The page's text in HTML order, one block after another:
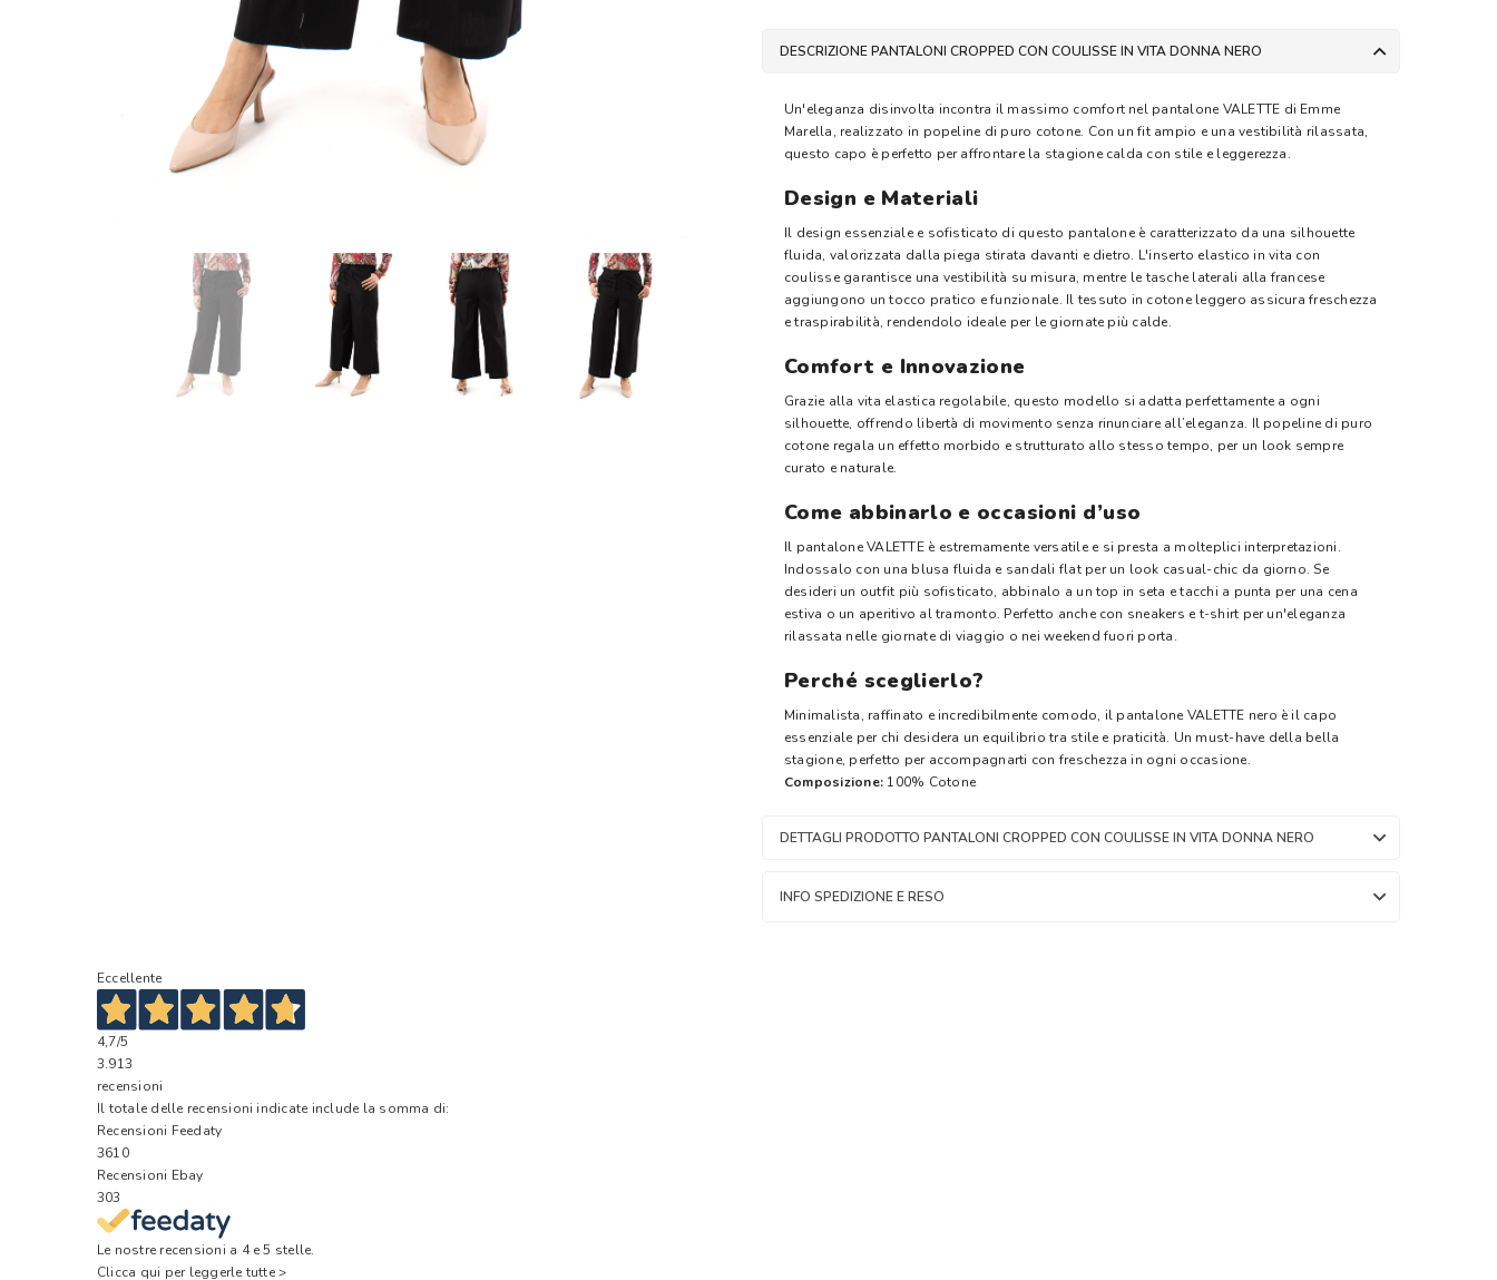
DESCRIZIONE PANTALONI CROPPED CON COULISSE IN VITA DONNA NERO
Un'eleganza disinvolta incontra il massimo comfort nel pantalone VALETTE di Emme
Marella, realizzato in popeline di puro cotone. Con un fit ampio e una vestibilità rilassata,
questo capo è perfetto per affrontare la stagione calda con stile e leggerezza.
Design e Materiali
Il design essenziale e sofisticato di questo pantalone è caratterizzato da una silhouette
fluida, valorizzata dalla piega stirata davanti e dietro. L'inserto elastico in vita con
coulisse garantisce una vestibilità su misura, mentre le tasche laterali alla francese
aggiungono un tocco pratico e funzionale. Il tessuto in cotone leggero assicura freschezza
e traspirabilità, rendendolo ideale per le giornate più calde.
Comfort e Innovazione
Grazie alla vita elastica regolabile, questo modello si adatta perfettamente a ogni
silhouette, offrendo libertà di movimento senza rinunciare all’eleganza. Il popeline di puro
cotone regala un effetto morbido e strutturato allo stesso tempo, per un look sempre
curato e naturale.
Come abbinarlo e occasioni d’uso
Il pantalone VALETTE è estremamente versatile e si presta a molteplici interpretazioni.
Indossalo con una blusa fluida e sandali flat per un look casual-chic da giorno. Se
desideri un outfit più sofisticato, abbinalo a un top in seta e tacchi a punta per una cena
estiva o un aperitivo al tramonto. Perfetto anche con sneakers e t-shirt per un'eleganza
rilassata nelle giornate di viaggio o nei weekend fuori porta.
Perché sceglierlo?
Minimalista, raffinato e incredibilmente comodo, il pantalone VALETTE nero è il capo
essenziale per chi desidera un equilibrio tra stile e praticità. Un must-have della bella
stagione, perfetto per accompagnarti con freschezza in ogni occasione.
Composizione: 100% Cotone
DETTAGLI PRODOTTO PANTALONI CROPPED CON COULISSE IN VITA DONNA NERO
INFO SPEDIZIONE E RESO
Eccellente
4,7/5
3.913
recensioni
Il totale delle recensioni indicate include la somma di:
Recensioni Feedaty
3610
Recensioni Ebay
303
Le nostre recensioni a 4 e 5 stelle.
Clicca qui per leggerle tutte >